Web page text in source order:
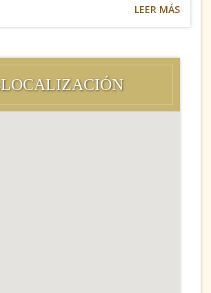
LEER MÁS
LOCALIZACIÓN